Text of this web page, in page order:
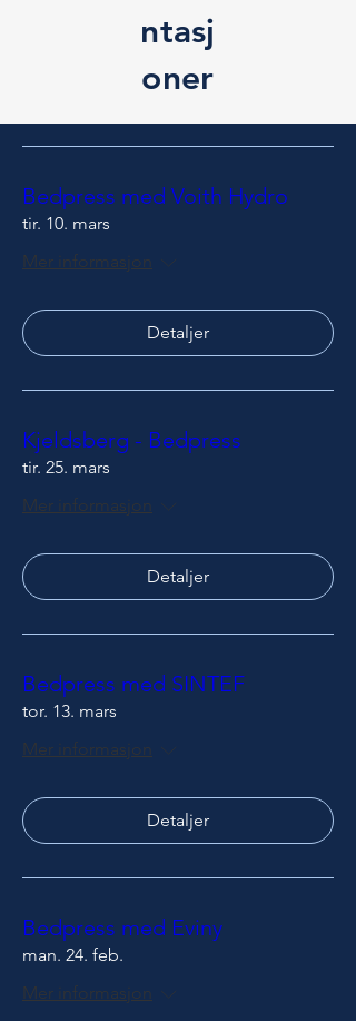
ntasj
oner
Bedpress med Voith Hydro
tir. 10. mars
Mer informasjon
Detaljer
Kjeldsberg - Bedpress
tir. 25. mars
Mer informasjon
Detaljer
Bedpress med SINTEF
tor. 13. mars
Mer informasjon
Detaljer
Bedpress med Eviny
man. 24. feb.
Mer informasjon